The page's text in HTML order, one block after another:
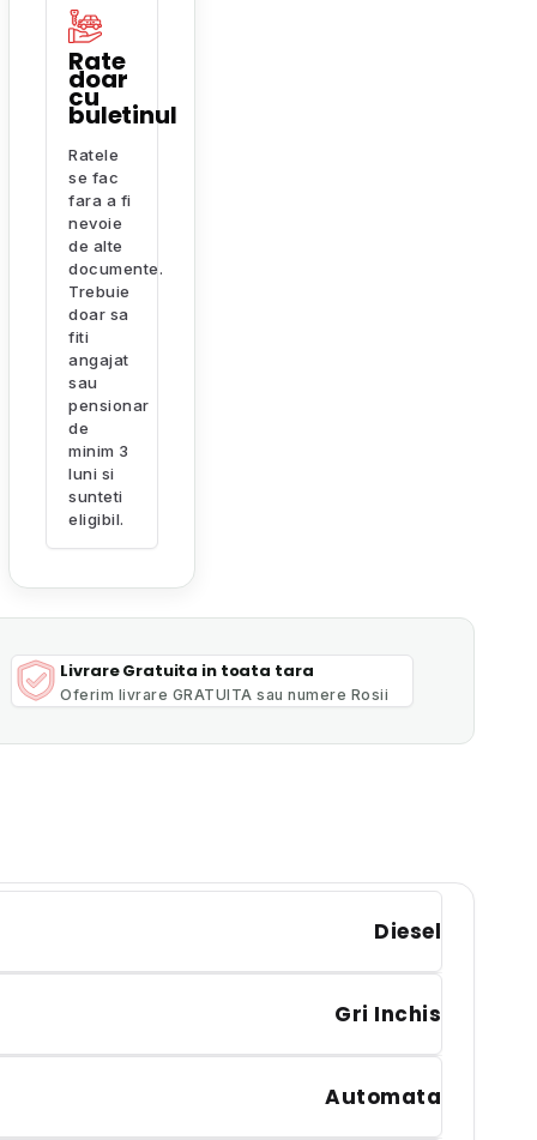
Rate
doar
cu
buletinul
Ratele
se fac
fara a fi
nevoie
de alte
documente.
Trebuie
doar sa
fiti
angajat
sau
pensionar
de
minim 3
luni si
sunteti
eligibil.
Livrare Gratuita in toata tara
Oferim livrare GRATUITA sau numere Rosii
Diesel
Gri Inchis
Automata